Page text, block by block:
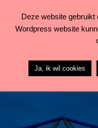
geometrie
lange traditie van
haar aanspreekt en
Deze website
Wordpress website
Ja, ik wil cookies